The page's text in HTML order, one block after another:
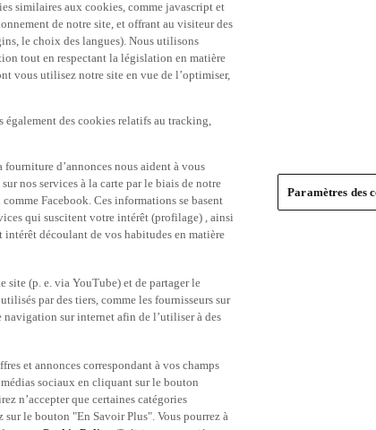
similaires aux cookies, comme javascript et
de notre site, et offrant au visiteur des
le choix des langues). Nous utilisons
tout en respectant la législation en matière
vous utilisez notre site en vue de l’optimiser,
des cookies relatifs au tracking,
d’annonces nous aident à vous
nos services à la carte par le biais de notre
Facebook. Ces informations se basent
qui suscitent votre intérêt (profilage) , ainsi
intérêt découlant de vos habitudes en matière
site (p. e. via YouTube) et de partager le
par des tiers, comme les fournisseurs sur
sur internet afin de l’utiliser à des
et annonces correspondant à vos champs
sociaux en cliquant sur le bouton
n’accepter que certaines catégories
le bouton "En Savoir Plus". Vous pourrez à
Paramètres des